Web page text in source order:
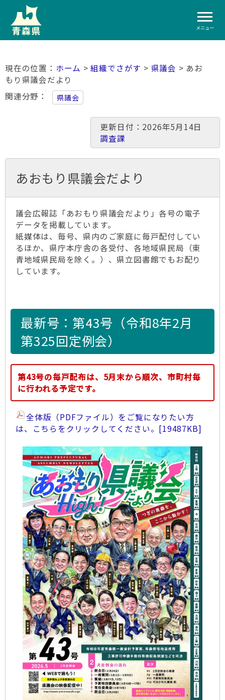
メニュー
ホーム >組織でさがす > 県議会 > あお
もり県議会だより
関連分野
県議会
更新日付：2026年5月14日
調査課
あおもり県議会だより
議会広報誌「あおもり県議会だより」各号の電子
データを掲載しています。
紙媒体は、毎号、県内のご家庭に毎戸配付してい
るほか、県庁本庁舎の各受付、各地域県民局（東
青地域県民局を除く。）、県立図書館でもお配り
しています。
最新号：第43号（令和8年2月
第325回定例会）
第43号の毎戸配布は、5月末から順次、市町村毎
に行われる予定です。
全体版（PDFファイル）をご覧になりたい方
は、こちらをクリックしてください。 [19487KB]